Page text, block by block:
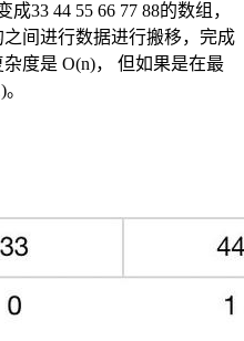
33 44 55 66 77 88的数组，
间进行数据进行搬移，完成
度是 O(n)， 但如果是在最